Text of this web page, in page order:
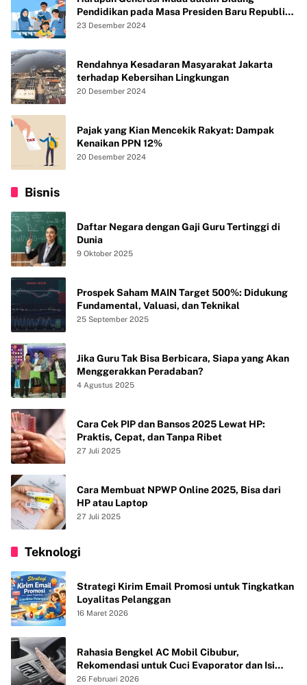
Pendidikan pada Masa Presiden Baru Republik
Indonesia
23 Desember 2024
Rendahnya Kesadaran Masyarakat Jakarta
terhadap Kebersihan Lingkungan
20 Desember 2024
Pajak yang Kian Mencekik Rakyat: Dampak
Kenaikan PPN 12%
20 Desember 2024
Bisnis
Daftar Negara dengan Gaji Guru Tertinggi di
Dunia
9 Oktober 2025
Prospek Saham MAIN Target 500%: Didukung
Fundamental, Valuasi, dan Teknikal
25 September 2025
Jika Guru Tak Bisa Berbicara, Siapa yang Akan
Menggerakkan Peradaban?
4 Agustus 2025
Cara Cek PIP dan Bansos 2025 Lewat HP:
Praktis, Cepat, dan Tanpa Ribet
27 Juli 2025
Cara Membuat NPWP Online 2025, Bisa dari
HP atau Laptop
27 Juli 2025
Teknologi
Strategi Kirim Email Promosi untuk Tingkatkan
Loyalitas Pelanggan
16 Maret 2026
Rahasia Bengkel AC Mobil Cibubur,
Rekomendasi untuk Cuci Evaporator dan Isi
Freon agar AC Mobil Dingin Maksimal Tanpa
26 Februari 2026